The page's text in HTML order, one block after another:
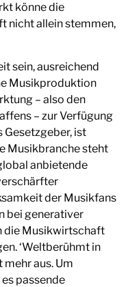
könne die
nicht allein stemmen,
sein, ausreichend
Musikproduktion
– also den
– zur Verfügung
Gesetzgeber, ist
Musikbranche steht
anbietende
der Musikfans
bei generativer
die Musikwirtschaft
‘Weltberühmt in
aus. Um
passende